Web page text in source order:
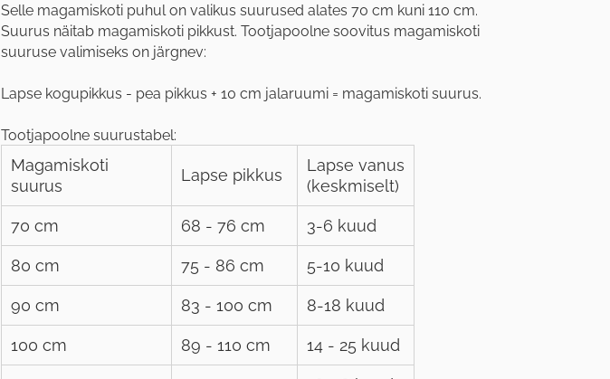
Selle magamiskoti puhul on valikus suurused alates 70 cm kuni 110 cm.
Suurus näitab magamiskoti pikkust. Tootjapoolne soovitus magamiskoti
suuruse valimiseks on järgnev:
Lapse kogupikkus - pea pikkus + 10 cm jalaruumi = magamiskoti suurus.
Tootjapoolne suurustabel:
Magamiskoti
suurus
Lapse pikkus
Lapse vanus
(keskmiselt)
70 cm 68 - 76 cm 3-6 kuud
80 cm 75 - 86 cm 5-10 kuud
90 cm 83 - 100 cm 8-18 kuud
100 cm 89 - 110 cm 14 - 25 kuud